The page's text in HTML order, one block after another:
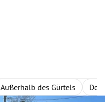
Außerhalb des Gürtels